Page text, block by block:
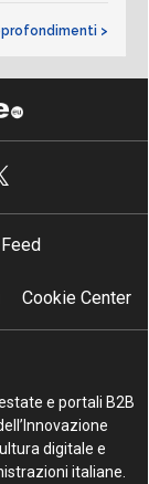
>
Cookie Center
e portali B2B
digitale e
italiane.